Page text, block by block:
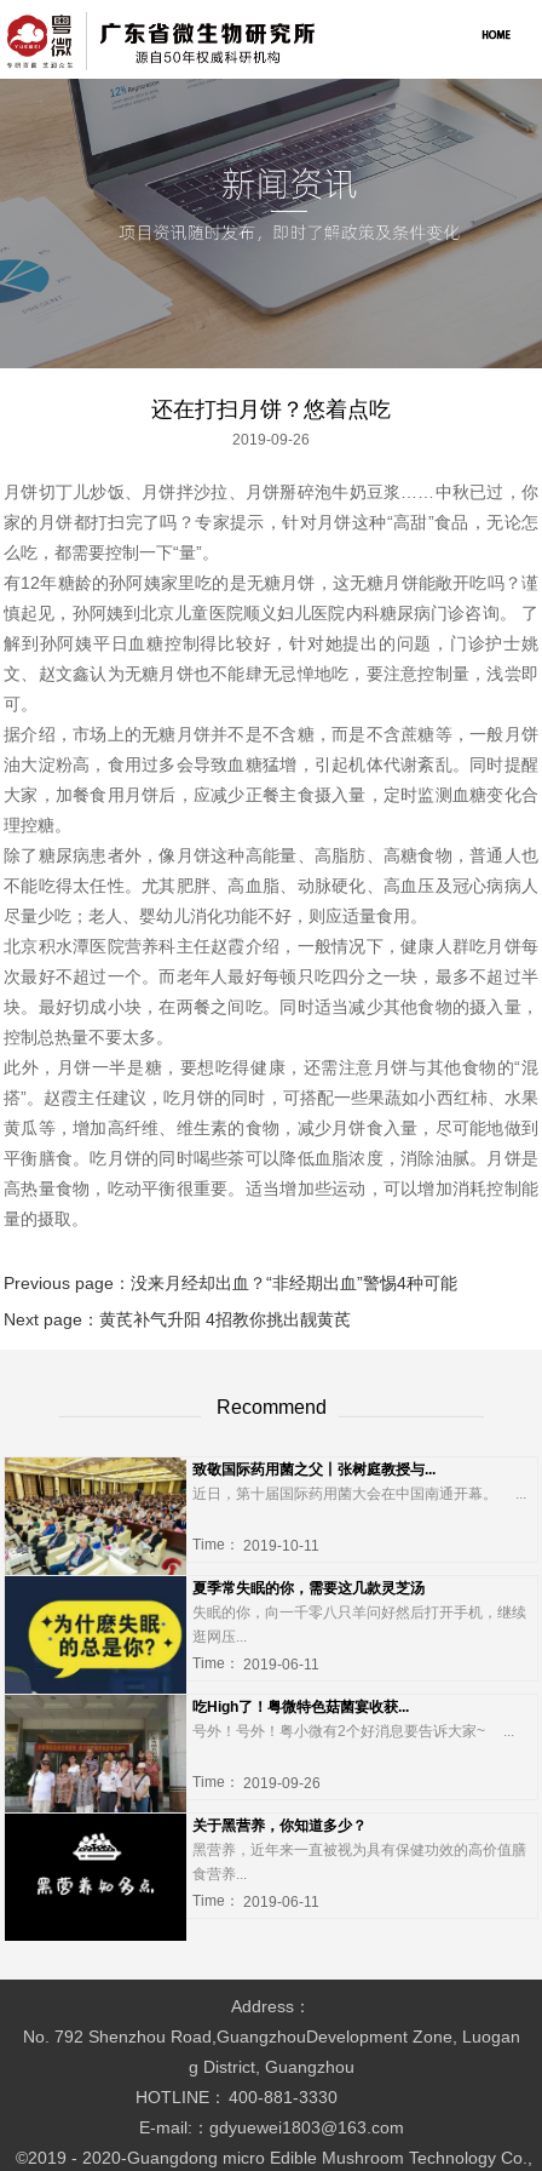
还在打扫月饼？悠着点吃
2019-09-26
月饼切丁儿炒饭、月饼拌沙拉、月饼掰碎泡牛奶豆浆……中秋已过，你
家的月饼都打扫完了吗？专家提示，针对月饼这种“高甜”食品，无论怎
么吃，都需要控制一下“量”。
有12年糖龄的孙阿姨家里吃的是无糖月饼，这无糖月饼能敞开吃吗？谨
慎起见，孙阿姨到北京儿童医院顺义妇儿医院内科糖尿病门诊咨询。 了
解到孙阿姨平日血糖控制得比较好，针对她提出的问题，门诊护士姚
文、赵文鑫认为无糖月饼也不能肆无忌惮地吃，要注意控制量，浅尝即
可。
据介绍，市场上的无糖月饼并不是不含糖，而是不含蔗糖等，一般月饼
油大淀粉高，食用过多会导致血糖猛增，引起机体代谢紊乱。同时提醒
大家，加餐食用月饼后，应减少正餐主食摄入量，定时监测血糖变化合
理控糖。
除了糖尿病患者外，像月饼这种高能量、高脂肪、高糖食物，普通人也
不能吃得太任性。尤其肥胖、高血脂、动脉硬化、高血压及冠心病病人
尽量少吃；老人、婴幼儿消化功能不好，则应适量食用。
北京积水潭医院营养科主任赵霞介绍，一般情况下，健康人群吃月饼每
次最好不超过一个。而老年人最好每顿只吃四分之一块，最多不超过半
块。最好切成小块，在两餐之间吃。同时适当减少其他食物的摄入量，
控制总热量不要太多。
此外，月饼一半是糖，要想吃得健康，还需注意月饼与其他食物的“混
搭”。赵霞主任建议，吃月饼的同时，可搭配一些果蔬如小西红柿、水果
黄瓜等，增加高纤维、维生素的食物，减少月饼食入量，尽可能地做到
平衡膳食。吃月饼的同时喝些茶可以降低血脂浓度，消除油腻。月饼是
高热量食物，吃动平衡很重要。适当增加些运动，可以增加消耗控制能
量的摄取。
Previous page： 没来月经却出血？“非经期出血”警惕4种可能
Next page： 黄芪补气升阳 4招教你挑出靓黄芪
Recommend
致敬国际药用菌之父丨张树庭教授与...
近日，第十届国际药用菌大会在中国南通开幕。 ...
Time： 2019-10-11
夏季常失眠的你，需要这几款灵芝汤
失眠的你，向一千零八只羊问好然后打开手机，继续
逛网压...
Time：
2019-06-11
吃High了！粤微特色菇菌宴收获...
号外！号外！粤小微有2个好消息要告诉大家~ ...
Time： 2019-09-26
关于黑营养，你知道多少？
黑营养，近年来一直被视为具有保健功效的高价值膳
食营养...
Time：
2019-06-11
Address：
No. 792 Shenzhou Road,GuangzhouDevelopment Zone, Luogan
g District, Guangzhou
HOTLINE： 400-881-3330
E-mail:：gdyuewei1803@163.com
©2019 - 2020-Guangdong micro Edible Mushroom Technology Co.,